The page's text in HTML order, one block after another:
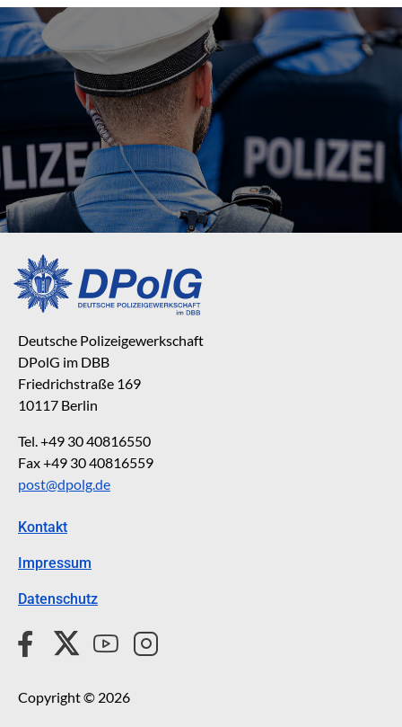
Deutsche Polizeigewerkschaft
DPolG im DBB
Friedrichstraße 169
10117 Berlin
Tel. +49 30 40816550
Fax +49 30 40816559
post@dpolg.de
Kontakt
Impressum
Datenschutz
Copyright © 2026